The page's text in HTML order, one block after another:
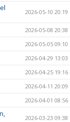
2026-05-10 20:19
2026-05-08 20:38
2026-05-05 09:10
2026-04-29 13:03
2026-04-25 19:16
2026-04-11 20:09
2026-04-01 08:56
2026-03-23 09:38